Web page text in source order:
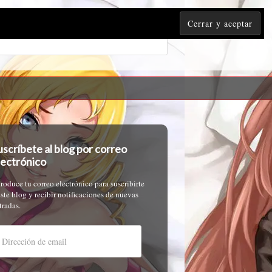
al blog por correo
tu correo electrónico para suscribirte
blog y recibir notificaciones de nuevas